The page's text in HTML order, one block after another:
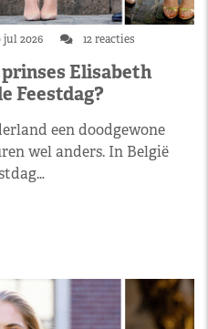
jul 2026 12 reacties
Elisabeth
Feestdag?
een doodgewone
wel anders. In België